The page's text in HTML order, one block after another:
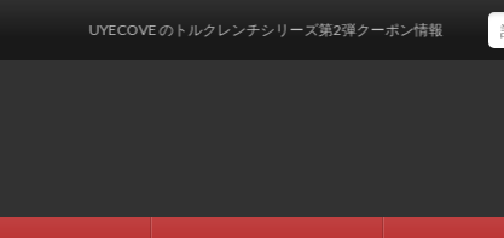
UYECOVE のトルクレンチシリーズ第2弾クーポン情報